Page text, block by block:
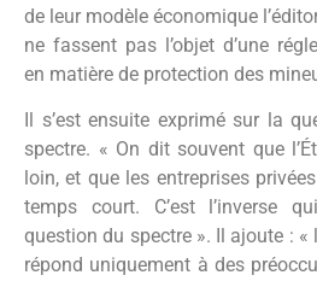
de leur modèle économique
ne fassent pas l’objet d’une
en matière de protection des
Il s’est ensuite exprimé sur la
spectre. « On dit souvent que
loin, et que les entreprises
temps court. C’est l’inverse
question du spectre ». Il ajoute :
répond uniquement à des